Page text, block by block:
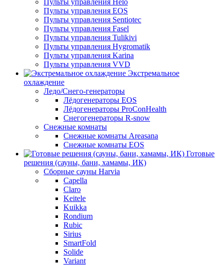
Пульты управления Helo
Пульты управления EOS
Пульты управления Sentiotec
Пульты управления Fasel
Пульты управления Tulikivi
Пульты управления Hygromatik
Пульты управления Karina
Пульты управления VVD
Экстремальное
охлаждение
Ледо/Снего-генераторы
Лёдогенераторы EOS
Лёдогенераторы ProConHealth
Снегогенераторы R-snow
Снежные комнаты
Снежные комнаты Areasana
Снежные комнаты EOS
Готовые
решения (сауны, бани, хамамы, ИК)
Сборные сауны Harvia
Capella
Claro
Keitele
Kuikka
Rondium
Rubic
Sirius
SmartFold
Solide
Variant